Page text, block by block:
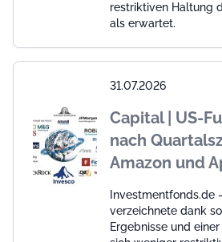
restriktiven Haltung
als erwartet.
31.07.2026
Capital | US-
nach
Amazon und
Investmentfonds.de
verzeichnete dank
Ergebnisse und